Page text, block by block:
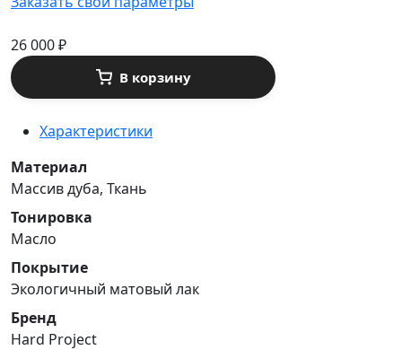
26 000₽
В корзину
Характеристики
Материал
Массив дуба, Ткань
Тонировка
Масло
Покрытие
Экологичный матовый лак
Бренд
Hard Project